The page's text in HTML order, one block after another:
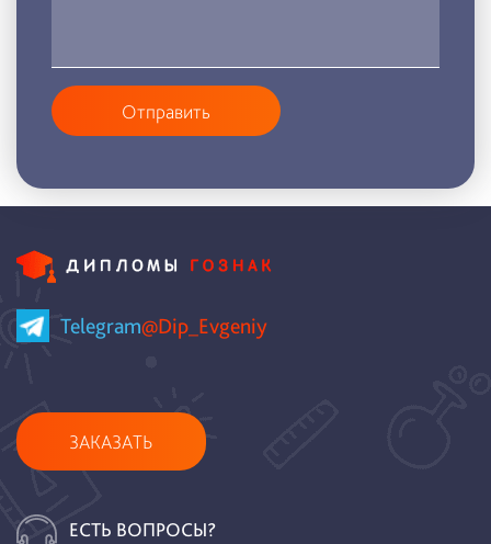
Отправить
Telegram@Dip_Evgeniy
ЗАКАЗАТЬ
ЕСТЬ ВОПРОСЫ?